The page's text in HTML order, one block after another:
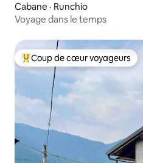
Cabane · Runchio
Voyage dans le temps
Coup de cœur voyageurs
Coup de cœur voyageurs